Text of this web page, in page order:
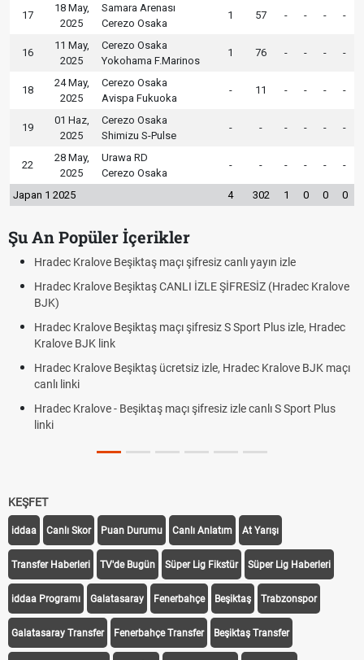
17
18 May,
2025
Samara Arenası
Cerezo Osaka
1 57 - - - -
16
11 May,
2025
Cerezo Osaka
Yokohama F.Marinos
1 76 - - - -
18
24 May,
2025
Cerezo Osaka
Avispa Fukuoka
- 11 - - - -
19
01 Haz,
2025
Cerezo Osaka
Shimizu S-Pulse
- - - - - -
22
28 May,
2025
Urawa RD
Cerezo Osaka
- - - - - -
Japan 1 2025 4 302 1 0 0 0
Şu An Popüler İçerikler
canlı yayın izle
ŞİFRESİZ (Hradec Kralove
S Sport Plus izle, Hradec
Hradec Kralove BJK maçı
izle canlı S Sport Plus
Hradec Kralove - Beşiktaş maçı
Hradec Kralove Beşiktaş maçı
Trivela Nedir? Trivela Vuruşu Nasıl
Plonjon Nedir? Kalecilikte Plonjon
KEŞFET
iddaa Canlı Skor Puan Durumu Canlı Anlatım At Yarışı
Transfer Haberleri TV'de Bugün Süper Lig Fikstür Süper Lig Haberleri
iddaa Programı Galatasaray Fenerbahçe Beşiktaş Trabzonspor
Galatasaray Transfer Fenerbahçe Transfer Beşiktaş Transfer